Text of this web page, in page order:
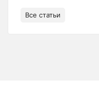
Все статьи